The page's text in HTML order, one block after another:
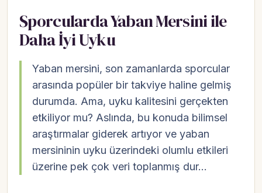
Sporcularda Yaban Mersini ile
Daha İyi Uyku
Yaban mersini, son zamanlarda sporcular
arasında popüler bir takviye haline gelmiş
durumda. Ama, uyku kalitesini gerçekten
etkiliyor mu? Aslında, bu konuda bilimsel
araştırmalar giderek artıyor ve yaban
mersininin uyku üzerindeki olumlu etkileri
üzerine pek çok veri toplanmış dur…